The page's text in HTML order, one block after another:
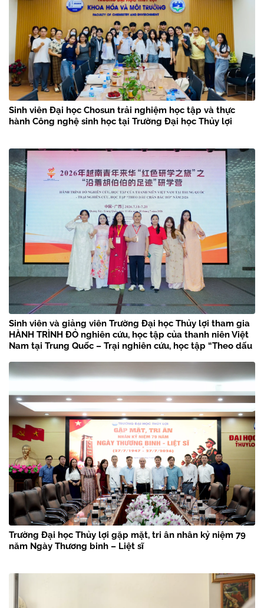
Sinh viên Đại học Chosun trải nghiệm học tập và thực
hành Công nghệ sinh học tại Trường Đại học Thủy lợi
Sinh viên và giảng viên Trường Đại học Thủy lợi tham gia
HÀNH TRÌNH ĐỎ nghiên cứu, học tập của thanh niên Việt
Nam tại Trung Quốc – Trại nghiên cứu, học tập “Theo dấu
Trường Đại học Thủy lợi gặp mặt, tri ân nhân kỷ niệm 79
năm Ngày Thương binh – Liệt sĩ